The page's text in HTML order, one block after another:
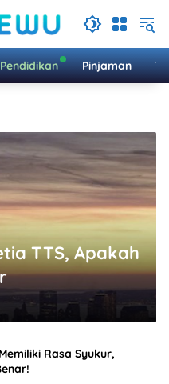
Pendidikan Pinjaman
TTS, Apakah
Rasa Syukur,